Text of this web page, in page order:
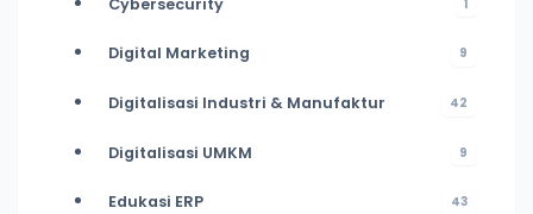
1
Digital Marketing 9
Digitalisasi Industri & Manufaktur 42
Digitalisasi UMKM 9
Edukasi ERP 43